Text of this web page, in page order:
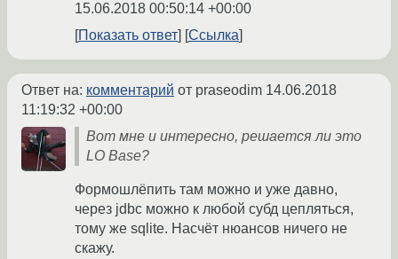
15.06.2018 00:50:14 +00:00
Показать ответ
Ссылка
Ответ на: комментарий от praseodim 14.06.2018
11:19:32 +00:00
Вот мне и интересно, решается ли это
LO Base?
Формошлёпить там можно и уже давно,
через jdbc можно к любой субд цепляться,
тому же sqlite. Насчёт нюансов ничего не
скажу.